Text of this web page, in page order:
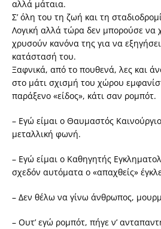
αλλά μάταια.
Σ’ όλη του τη ζωή και τη
Λογική αλλά τώρα δεν μπορούσε να
χρυσούν κανόνα της για να
κατάστασή του.
Ξαφνικά, από το πουθενά, λες και
στο μάτι σχισμή του χώρου
παράξενο «είδος», κάτι σαν ρομπότ.
– Εγώ είμαι ο Θαυμαστός
μεταλλική φωνή.
– Εγώ είμαι ο Καθηγητής
σχεδόν αυτόματα ο «απαχθείς»
– Δεν θέλω να γίνω άνθρωπος,
– Ουτ’ εγώ ρομπότ, πήγε ν’